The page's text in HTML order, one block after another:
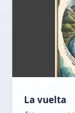
La vuelta